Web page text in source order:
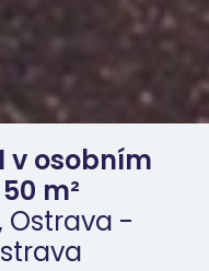
v osobním
m²
Ostrava -